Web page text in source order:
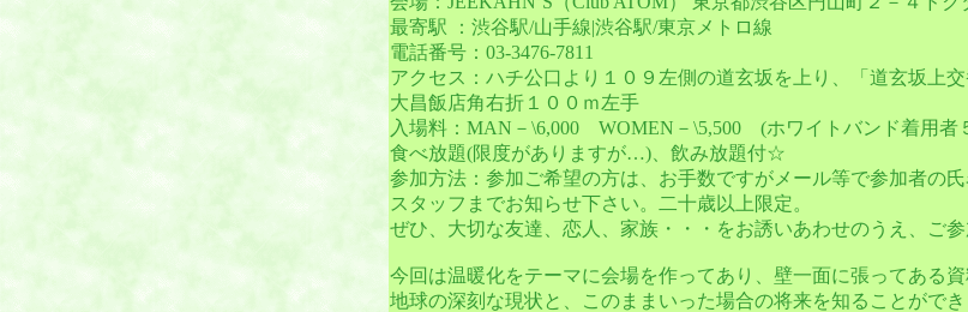
最寄駅 ：渋谷駅/山手線|渋谷駅/東京メトロ線
電話番号：03-3476-7811
アクセス：ハチ公口より１０９左側の道玄坂を上り、「道玄坂上
大昌飯店角右折１００ｍ左手
入場料：MAN－\6,000 WOMEN－\5,500 (ホワイトバンド着用者
食べ放題(限度がありますが…)、飲み放題付☆
参加方法：参加ご希望の方は、お手数ですがメール等で参加者の
スタッフまでお知らせ下さい。二十歳以上限定。
ぜひ、大切な友達、恋人、家族・・・をお誘いあわせのうえ、ご
今回は温暖化をテーマに会場を作ってあり、壁一面に張ってある資
地球の深刻な現状と、このままいった場合の将来を知ることができ